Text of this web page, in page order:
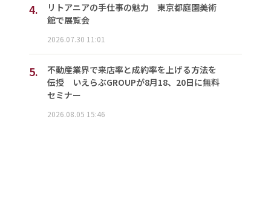
4.
リトアニアの手仕事の魅力 東京都庭園美術
館で展覧会
2026.07.30 11:01
5.
不動産業界で来店率と成約率を上げる方法を
伝授 いえらぶGROUPが8月18、20日に無料
セミナー
2026.08.05 15:46